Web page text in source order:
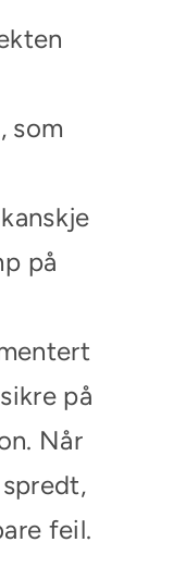
som
på
på
Når
feil.